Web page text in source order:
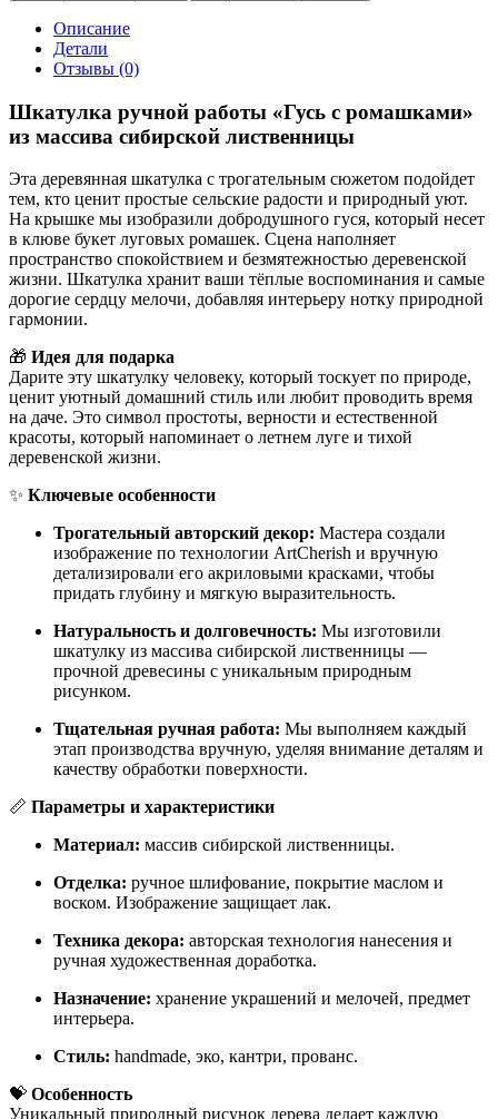
Описание
Детали
Отзывы (0)
Шкатулка ручной работы «Гусь с ромашками»
из массива сибирской лиственницы
Эта деревянная шкатулка с трогательным сюжетом подойдет
тем, кто ценит простые сельские радости и природный уют.
На крышке мы изобразили добродушного гуся, который несет
в клюве букет луговых ромашек. Сцена наполняет
пространство спокойствием и безмятежностью деревенской
жизни. Шкатулка хранит ваши тёплые воспоминания и самые
дорогие сердцу мелочи, добавляя интерьеру нотку природной
гармонии.
🎁 Идея для подарка
Дарите эту шкатулку человеку, который тоскует по природе,
ценит уютный домашний стиль или любит проводить время
на даче. Это символ простоты, верности и естественной
красоты, который напоминает о летнем луге и тихой
деревенской жизни.
✨ Ключевые особенности
Трогательный авторский декор: Мастера создали
изображение по технологии ArtCherish и вручную
детализировали его акриловыми красками, чтобы
придать глубину и мягкую выразительность.
Натуральность и долговечность: Мы изготовили
шкатулку из массива сибирской лиственницы —
прочной древесины с уникальным природным
рисунком.
Тщательная ручная работа: Мы выполняем каждый
этап производства вручную, уделяя внимание деталям и
качеству обработки поверхности.
📏 Параметры и характеристики
Материал: массив сибирской лиственницы.
Отделка: ручное шлифование, покрытие маслом и
воском. Изображение защищает лак.
Техника декора: авторская технология нанесения и
ручная художественная доработка.
Назначение: хранение украшений и мелочей, предмет
интерьера.
Стиль: handmade, эко, кантри, прованс.
💝 Особенность
Уникальный природный рисунок дерева делает каждую